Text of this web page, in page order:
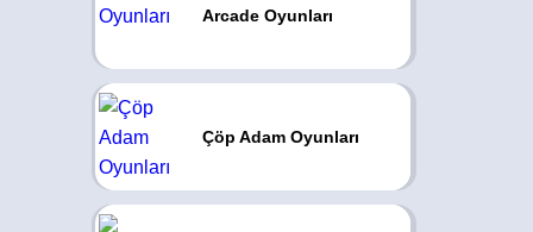
Arcade Oyunları
Çöp Adam Oyunları